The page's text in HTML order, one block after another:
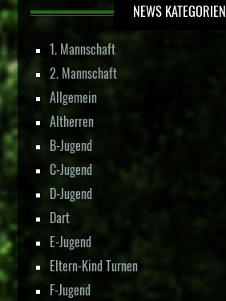
NEWS KATEGORIEN
1. Mannschaft
2. Mannschaft
Allgemein
Altherren
B-Jugend
C-Jugend
D-Jugend
Dart
E-Jugend
Eltern-Kind Turnen
F-Jugend